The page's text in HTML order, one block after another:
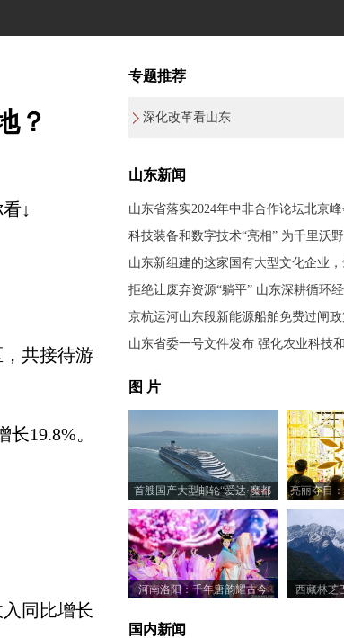
？
↓
共接待游
19.8%。
同比增长
专题推荐
深化改革看山东
山东新闻
科技装备和数字技术“亮相” 为千里沃
山东新组建的这家国有大型文化企业，
拒绝让废弃资源“躺平” 山东深耕循环
京杭运河山东段新能源船舶免费过闸
山东省委一号文件发布 强化农业科技
图 片
首艘国产大型邮轮“爱达·魔都
号”开启青岛航次
亮丽夺目
河南洛阳：千年唐韵耀古今 西藏林芝
国内新闻